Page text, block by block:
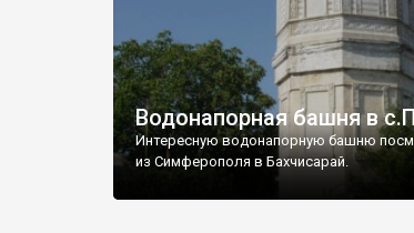
Водонапорная башня в
Интересную водонапорную башню
из Симферополя в Бахчисарай.